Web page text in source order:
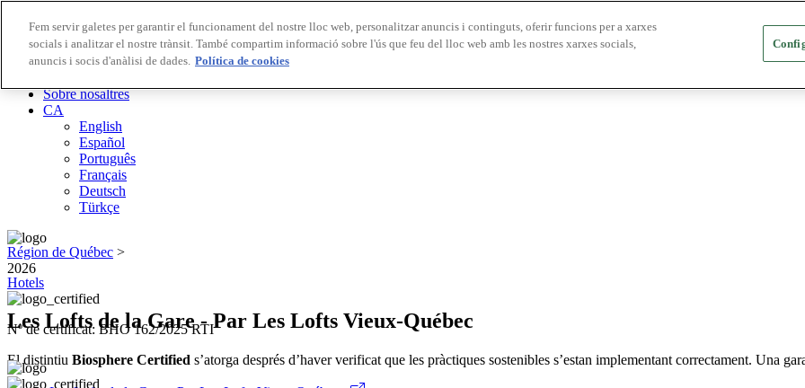
Destinacions Biosphere
Empreses Biosphere
Sobre nosaltres
CA
English
Español
Português
Français
Deutsch
Türkçe
2026
Nº de certificat: BHO 162/2025 RTI
El distintiu Biosphere Certified s’atorga després d’haver verificat que les pràctiques sostenibles s’estan implementant correctament. Una
Région de Québec >
Hotels
Les Lofts de la Gare - Par Les Lofts Vieux-Québec
Fem servir galetes per garantir el funcionament del nostre lloc web, personalitzar anuncis i continguts, oferir funcions per a xarxes
socials i analitzar el nostre trànsit. També compartim informació sobre l'ús que feu del lloc web amb les nostres xarxes socials,
anuncis i socis d'anàlisi de dades. Política de cookies